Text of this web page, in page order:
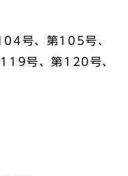
号、第105号、
号、第120号、